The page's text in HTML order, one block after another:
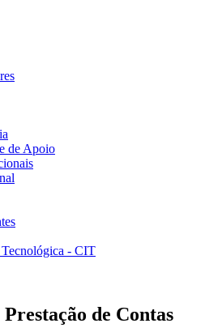
de Apoio
- CIT
de Contas